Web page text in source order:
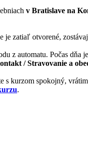
v Bratislave na
je zatiaľ otvorené,
z automatu. Počas
/ Stravovanie a
s kurzom spokojný,
.